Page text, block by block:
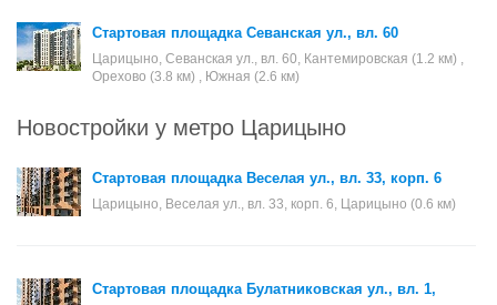
Стартовая площадка Севанская ул., вл. 60
Царицыно, Севанская ул., вл. 60, Кантемировская (1.2 км) ,
Орехово (3.8 км) , Южная (2.6 км)
Новостройки у метро Царицыно
Стартовая площадка Веселая ул., вл. 33, корп. 6
Царицыно, Веселая ул., вл. 33, корп. 6, Царицыно (0.6 км)
Стартовая площадка Булатниковская ул., вл. 1,